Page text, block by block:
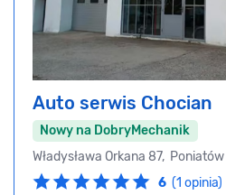
Auto serwis Chocian
Nowy na DobryMechanik
Władysława Orkana 87, Poniatów
6 (1 opinia)